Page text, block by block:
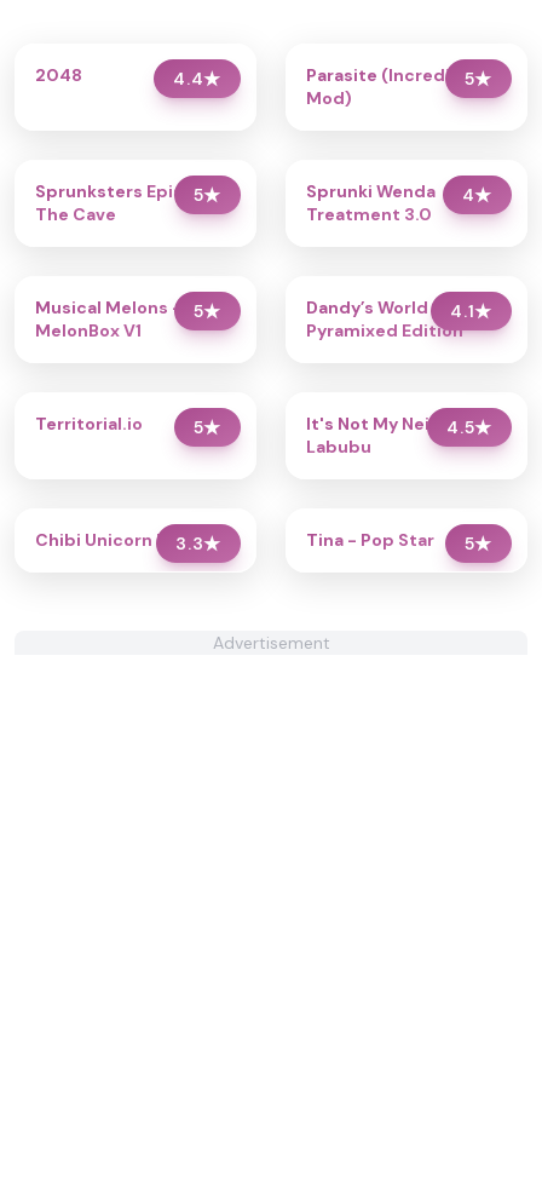
4.4★
2048 5★
Parasite (Incredibox
Mod)
5★
Sprunksters Episode 2:
The Cave
4★
Sprunki Wenda
Treatment 3.0
5★
Musical Melons –
MelonBox V1
4.1★
Dandy’s World
Pyramixed Edition
5★
Territorial.io 4.5★
It's Not My Neighbor:
Labubu
3.3★
Chibi Unicorn Dress Up 5★
Tina - Pop Star
Advertisement